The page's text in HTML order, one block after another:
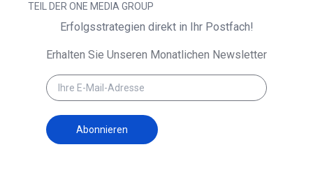
TEIL DER ONE MEDIA GROUP
Erfolgsstrategien direkt in Ihr Postfach!
Erhalten Sie Unseren Monatlichen Newsletter
Abonnieren